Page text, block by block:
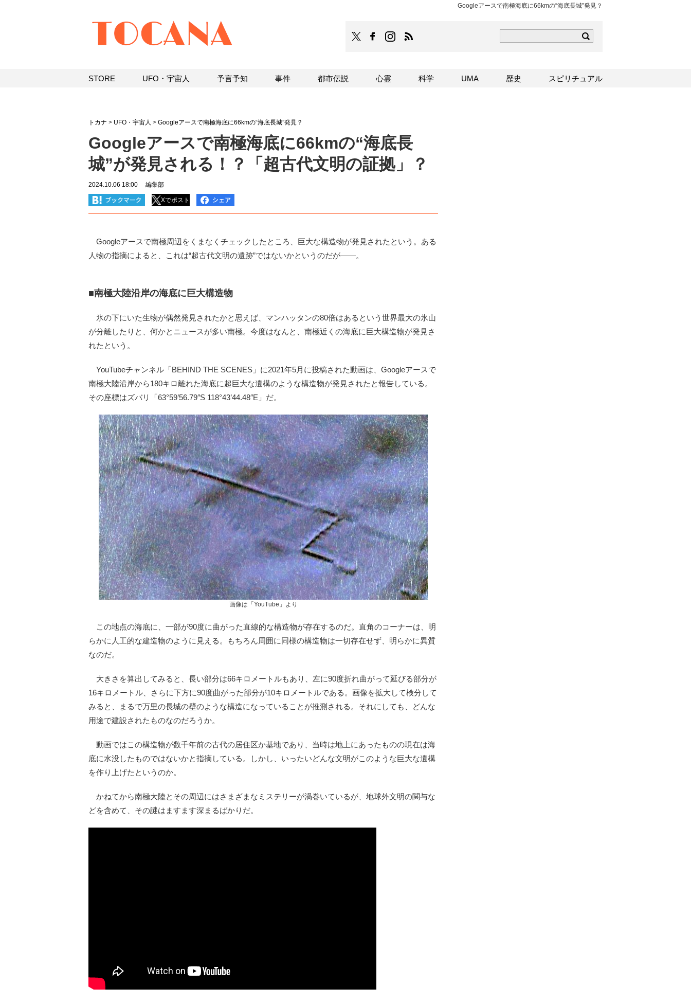
Googleアースで南極海底に66kmの“海底長城”発見？
TOCANAのFacebookはこちら
TOCANAのinstagramはこちら
トカナ > UFO・宇宙人 > Googleアースで南極海底に66kmの“海底長城”発見？
Googleアースで南極海底に66kmの“海底長
城”が発見される！？「超古代文明の証拠」？
2024.10.06 18:00 編集部
Xでポスト
Googleアースで南極周辺をくまなくチェックしたところ、巨大な構造物が発見されたという。ある
人物の指摘によると、これは“超古代文明の遺跡”ではないかというのだが――。
■南極大陸沿岸の海底に巨大構造物
氷の下にいた生物が偶然発見されたかと思えば、マンハッタンの80倍はあるという世界最大の氷山
が分離したりと、何かとニュースが多い南極。今度はなんと、南極近くの海底に巨大構造物が発見さ
れたという。
YouTubeチャンネル「BEHIND THE SCENES」に2021年5月に投稿された動画は、Googleアースで
南極大陸沿岸から180キロ離れた海底に超巨大な遺構のような構造物が発見されたと報告している。
その座標はズバリ「63°59’56.79″S 118°43’44.48″E」だ。
画像は「YouTube」より
この地点の海底に、一部が90度に曲がった直線的な構造物が存在するのだ。直角のコーナーは、明
らかに人工的な建造物のように見える。もちろん周囲に同様の構造物は一切存在せず、明らかに異質
なのだ。
大きさを算出してみると、長い部分は66キロメートルもあり、左に90度折れ曲がって延びる部分が
16キロメートル、さらに下方に90度曲がった部分が10キロメートルである。画像を拡大して検分して
みると、まるで万里の長城の壁のような構造になっていることが推測される。それにしても、どんな
用途で建設されたものなのだろうか。
動画ではこの構造物が数千年前の古代の居住区か基地であり、当時は地上にあったものの現在は海
底に水没したものではないかと指摘している。しかし、いったいどんな文明がこのような巨大な遺構
を作り上げたというのか。
かねてから南極大陸とその周辺にはさまざまなミステリーが渦巻いているが、地球外文明の関与な
どを含めて、その謎はますます深まるばかりだ。
STORE UFO・宇宙人 予言予知 事件 都市伝説 心霊 科学 UMA 歴史 スピリチュアル